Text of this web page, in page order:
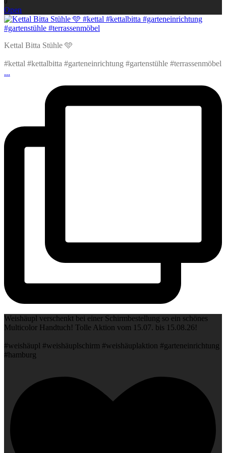
Open
Kettal Bitta Stühle 🩵
#kettal #kettalbitta #garteneinrichtung #gartenstühle #terrassenmöbel
...
Weishäupl verschenkt bei einer Schirmbestellung so ein schönes
Multicolor Handtuch! Tolle Aktion vom 15.07. bis 15.08.26!
#weishäupl #weishäuplschirm #weishäuplaktion #garteneinrichtung
#hamburg